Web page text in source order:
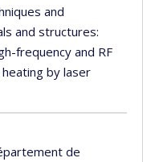
and
and structures:
frequency and RF
by laser
de